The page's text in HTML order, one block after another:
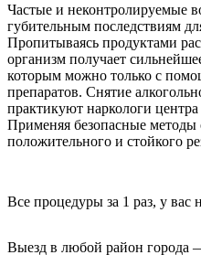
Частые и неконтролируемые
губительным последствиям
Пропитываясь продуктами
организм получает
которым можно только с
препаратов. Снятие
практикуют наркологи
Применяя безопасные
положительного и стойкого
Все процедуры за 1 раз, у вас
Выезд в любой район города